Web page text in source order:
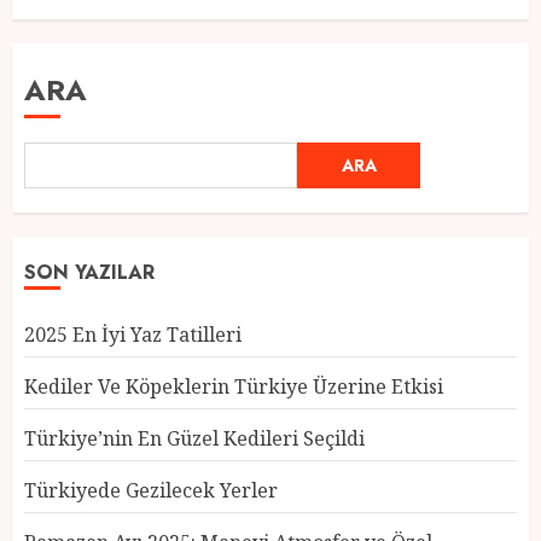
ARA
ARA
SON YAZILAR
2025 En İyi Yaz Tatilleri
Kediler Ve Köpeklerin Türkiye Üzerine Etkisi
Türkiye’nin En Güzel Kedileri Seçildi
Türkiyede Gezilecek Yerler
3
Seçildi
Türkiyede Gezilecek Yerler